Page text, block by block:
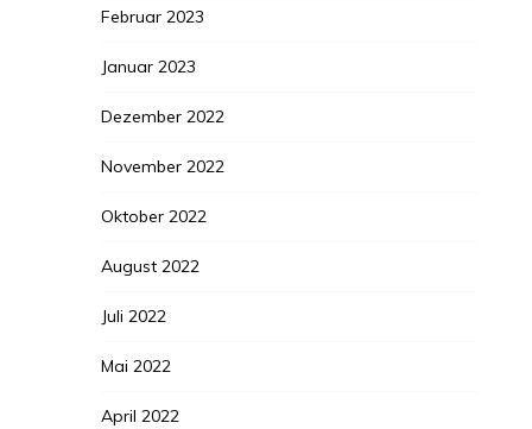
Februar 2023
Januar 2023
Dezember 2022
November 2022
Oktober 2022
August 2022
Juli 2022
Mai 2022
April 2022